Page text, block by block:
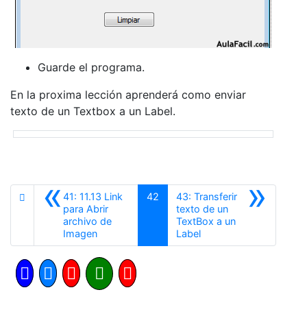
Guarde el programa.
En la proxima lección aprenderá como enviar
texto de un Textbox a un Label.
«41: 11.13 Link
para Abrir
archivo de
ImagenAnterior
42 »
43: Transferir
texto de un
TextBox a un
LabelSiguiente